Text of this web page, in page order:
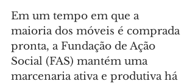
Em um tempo em que a
maioria dos móveis é comprada
pronta, a Fundação de Ação
Social (FAS) mantém uma
marcenaria ativa e produtiva há